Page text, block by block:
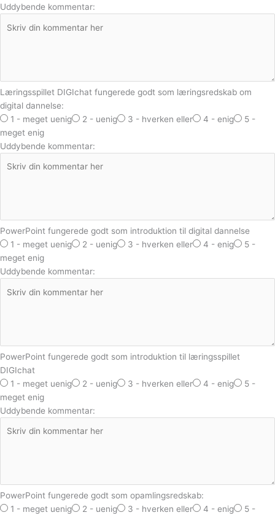
Uddybende kommentar:
Læringsspillet DIGIchat fungerede godt som læringsredskab om
digital dannelse:
1 - meget uenig
2 - uenig 3 - hverken eller 4 - enig
5 -
meget enig
Uddybende kommentar:
PowerPoint fungerede godt som introduktion til digital dannelse
1 - meget uenig
2 - uenig 3 - hverken eller 4 - enig
5 -
meget enig
Uddybende kommentar:
PowerPoint fungerede godt som introduktion til læringsspillet
DIGIchat
1 - meget uenig
2 - uenig 3 - hverken eller 4 - enig
5 -
meget enig
Uddybende kommentar:
PowerPoint fungerede godt som opamlingsredskab:
1 - meget uenig
2 - uenig 3 - hverken eller 4 - enig
5 -